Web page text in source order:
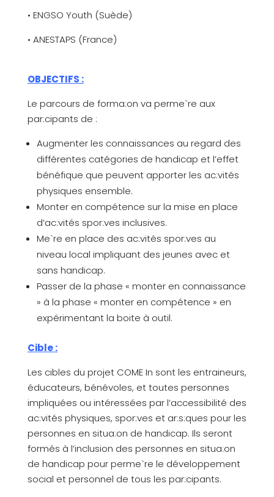
• ENGSO Youth (Suède)
• ANESTAPS (France)
OBJECTIFS :
Le parcours de forma:on va perme`re aux
par:cipants de :
Augmenter les connaissances au regard des
différentes catégories de handicap et l’effet
bénéfique que peuvent apporter les ac:vités
physiques ensemble.
Monter en compétence sur la mise en place
d’ac:vités spor:ves inclusives.
Me`re en place des ac:vités spor:ves au
niveau local impliquant des jeunes avec et
sans handicap.
Passer de la phase « monter en connaissance
» à la phase « monter en compétence » en
expérimentant la boite à outil.
Cible :
Les cibles du projet COME In sont les entraineurs,
éducateurs, bénévoles, et toutes personnes
impliquées ou intéressées par l’accessibilité des
ac:vités physiques, spor:ves et ar:s:ques pour les
personnes en situa:on de handicap. Ils seront
formés à l’inclusion des personnes en situa:on
de handicap pour perme`re le développement
social et personnel de tous les par:cipants.